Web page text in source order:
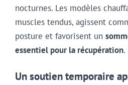
nocturnes. Les modèles
muscles tendus, agissent
posture et favorisent un
essentiel pour la récupération.
Un soutien temporaire